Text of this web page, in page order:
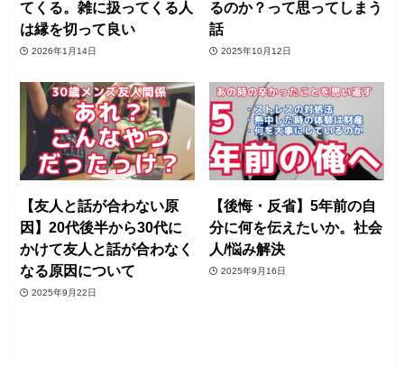
てくる。雑に扱ってくる人
は縁を切って良い
2026年1月14日
るのか？って思ってしまう
話
2025年10月12日
【友人と話が合わない原
因】20代後半から30代に
かけて友人と話が合わなく
なる原因について
2025年9月22日
【後悔・反省】5年前の自
分に何を伝えたいか。社会
人/悩み解決
2025年9月16日